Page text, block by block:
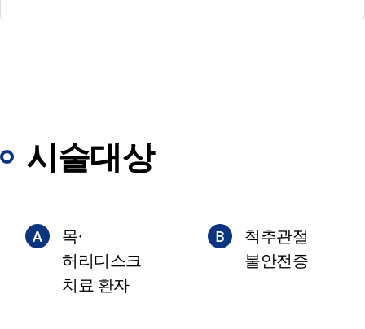
시술대상
A
목·
허리디스크
치료 환자
B
척추관절
불안전증